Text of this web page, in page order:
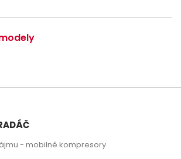
- mobilné kompresory